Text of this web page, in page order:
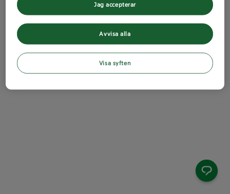
Avvisa alla
Jag accepterar
Visa syften